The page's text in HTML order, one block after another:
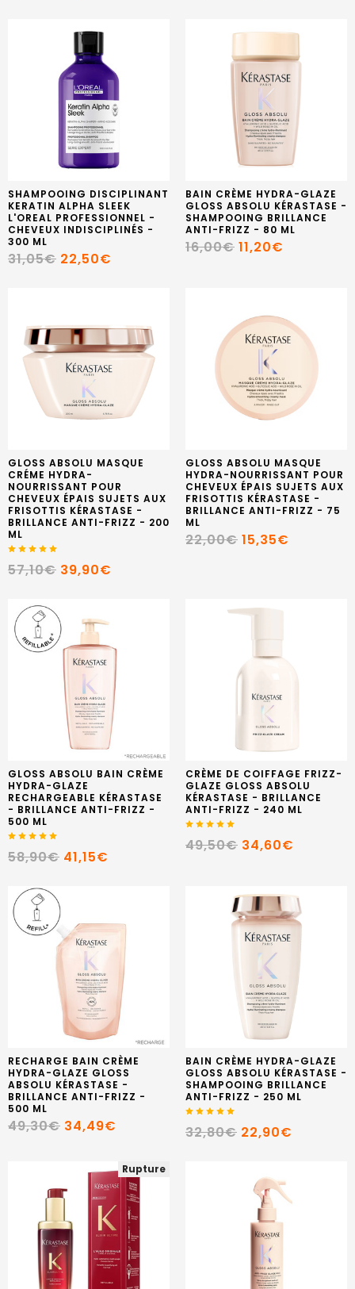
SHAMPOOING DISCIPLINANT
KERATIN ALPHA SLEEK
L'OREAL PROFESSIONNEL -
CHEVEUX INDISCIPLINÉS -
300 ML
31,05€ 22,50€
BAIN CRÈME HYDRA-GLAZE
GLOSS ABSOLU KÉRASTASE -
SHAMPOOING BRILLANCE
ANTI-FRIZZ - 80 ML
16,00€ 11,20€
GLOSS ABSOLU MASQUE
CRÉME HYDRA-
NOURRISSANT POUR
CHEVEUX ÉPAIS SUJETS AUX
FRISOTTIS KÉRASTASE -
BRILLANCE ANTI-FRIZZ - 200
ML
57,10€ 39,90€
GLOSS ABSOLU MASQUE
HYDRA-NOURRISSANT POUR
CHEVEUX ÉPAIS SUJETS AUX
FRISOTTIS KÉRASTASE -
BRILLANCE ANTI-FRIZZ - 75
ML
22,00€ 15,35€
GLOSS ABSOLU BAIN CRÈME
HYDRA-GLAZE
RECHARGEABLE KÉRASTASE
- BRILLANCE ANTI-FRIZZ -
500 ML
58,90€ 41,15€
CRÈME DE COIFFAGE FRIZZ-
GLAZE GLOSS ABSOLU
KÉRASTASE - BRILLANCE
ANTI-FRIZZ - 240 ML
49,50€ 34,60€
RECHARGE BAIN CRÈME
HYDRA-GLAZE GLOSS
ABSOLU KÉRASTASE -
BRILLANCE ANTI-FRIZZ -
500 ML
49,30€ 34,49€
BAIN CRÈME HYDRA-GLAZE
GLOSS ABSOLU KÉRASTASE -
SHAMPOOING BRILLANCE
ANTI-FRIZZ - 250 ML
32,80€ 22,90€
Rupture